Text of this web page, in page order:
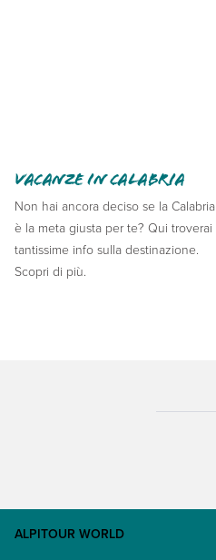
Vacanze in Calabria
Non hai ancora deciso se la Calabria
è la meta giusta per te? Qui troverai
tantissime info sulla destinazione.
Scopri di più.
ALPITOUR WORLD